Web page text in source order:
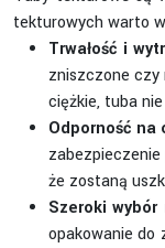
tekturowych warto
Trwałość i
zniszczone czy
ciężkie, tuba
Odporność
że zostaną
Szeroki wybór
opakowanie do